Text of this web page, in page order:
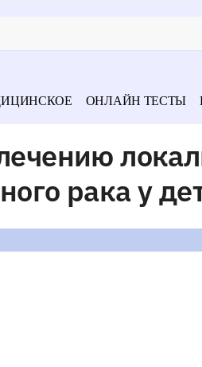
ОНЛАЙН ТЕСТЫ
рака у